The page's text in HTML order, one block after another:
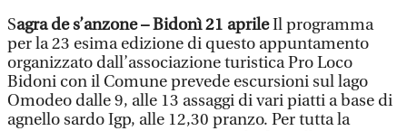
Sagra de s’anzone – Bidonì 21 aprileIl programma
per la 23 esima edizione di questo appuntamento
organizzato dall’associazione turistica Pro Loco
Bidoni con il Comune prevede escursioni sul lago
Omodeo dalle 9, alle 13 assaggi di vari piatti a base di
agnello sardo Igp, alle 12,30 pranzo. Per tutta la